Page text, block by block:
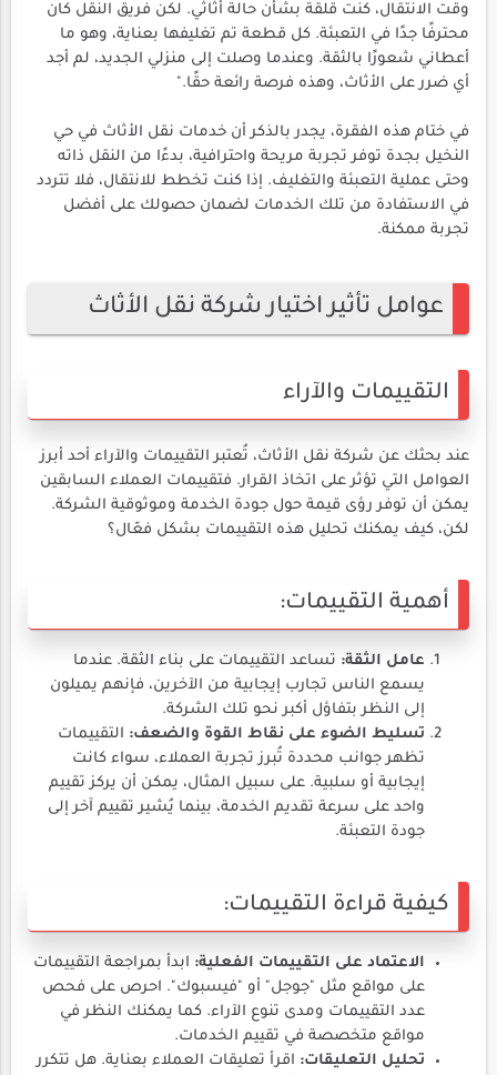
وقت الانتقال، كنت قلقة بشأن حالة أثاثي. لكن فريق النقل كان
محترفًا جدًا في التعبئة. كل قطعة تم تغليفها بعناية، وهو ما
أعطاني شعورًا بالثقة. وعندما وصلت إلى منزلي الجديد، لم أجد
أي ضرر على الأثاث، وهذه فرصة رائعة حقًا."
في ختام هذه الفقرة، يجدر بالذكر أن خدمات نقل الأثاث في حي
النخيل بجدة توفر تجربة مريحة واحترافية، بدءًا من النقل ذاته
وحتى عملية التعبئة والتغليف. إذا كنت تخطط للانتقال، فلا تتردد
في الاستفادة من تلك الخدمات لضمان حصولك على أفضل
تجربة ممكنة.
عوامل تأثير اختيار شركة نقل الأثاث
التقييمات والآراء
عند بحثك عن شركة نقل الأثاث، تُعتبر التقييمات والآراء أحد أبرز
العوامل التي تؤثر على اتخاذ القرار. فتقييمات العملاء السابقين
يمكن أن توفر رؤى قيمة حول جودة الخدمة وموثوقية الشركة.
لكن، كيف يمكنك تحليل هذه التقييمات بشكل فعّال؟
أهمية التقييمات:
عامل الثقة: تساعد التقييمات على بناء الثقة. عندما
يسمع الناس تجارب إيجابية من الآخرين، فإنهم يميلون
إلى النظر بتفاؤل أكبر نحو تلك الشركة.
تسليط الضوء على نقاط القوة والضعف: التقييمات
تظهر جوانب محددة تُبرز تجربة العملاء، سواء كانت
إيجابية أو سلبية. على سبيل المثال، يمكن أن يركز تقييم
واحد على سرعة تقديم الخدمة، بينما يُشير تقييم آخر إلى
جودة التعبئة.
كيفية قراءة التقييمات:
الاعتماد على التقييمات الفعلية: ابدأ بمراجعة التقييمات
على مواقع مثل "جوجل" أو "فيسبوك". احرص على فحص
عدد التقييمات ومدى تنوع الآراء. كما يمكنك النظر في
مواقع متخصصة في تقييم الخدمات.
تحليل التعليقات: اقرأ تعليقات العملاء بعناية. هل تتكرر